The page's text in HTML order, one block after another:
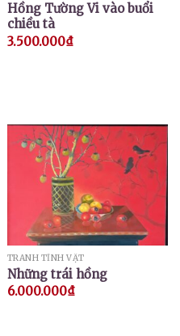
Hồng Tường Vi vào buổi
chiều tà
3.500.000₫
TRANH TĨNH VẬT
Những trái hồng
6.000.000₫